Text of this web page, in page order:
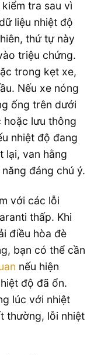
tra sau vì
liệu nhiệt độ
thứ tự này
triệu chứng.
trong kẹt xe,
Nếu xe nóng
ống trên dưới
hoặc lưu thông
nhiệt độ đang
lại, van hằng
đáng chú ý.
với các lỗi
thấp. Khi
điều hòa đè
bạn có thể cần
nếu hiện
độ đã ổn.
lúc với nhiệt
thường, lỗi nhiệt